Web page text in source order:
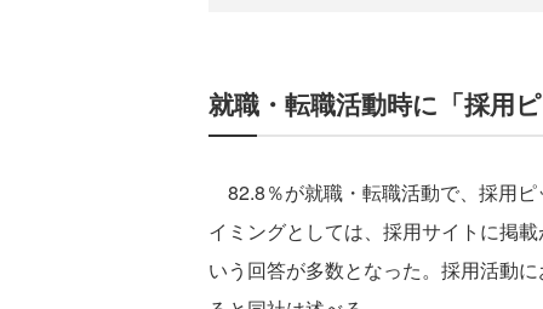
就職・転職活動時に「採用
82.8％が就職・転職活動で、採用
イミングとしては、採用サイトに掲
いう回答が多数となった。採用活動